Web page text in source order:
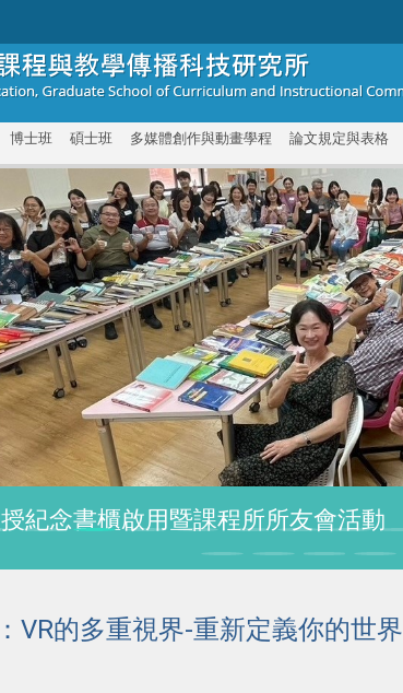
博士班 碩士班 多媒體創作與動畫學程 論文規定與表格
紀念書櫃啟用暨課程所所友會活動
VR的多重視界-重新定義你的世界